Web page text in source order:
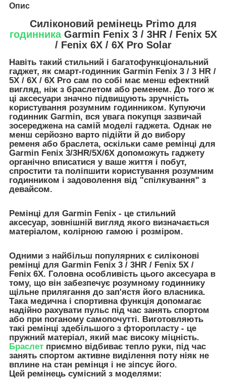
Опис
Силіконовий ремінець Primo для
годинникаGarmin Fenix 3 / 3HR / Fenix 5X
/ Fenix 6X / 6X Pro Solar
Навіть такий стильний і багатофункціональний
гаджет, як смарт-годинник Garmin Fenix 3 / 3 HR /
5X / 6X / 6X Pro сам по собі має менш ефектний
вигляд, ніж з браслетом або ременем. До того ж
ці аксесуари значно підвищують зручність
користування розумним годинником. Купуючи
годинник Garmin, вся увага покупця зазвичай
зосереджена на самій моделі гаджета. Однак не
менш серйозно варто підійти й до вибору
ременя або браслета, оскільки саме ремінці для
Garmin Fenix 3/3HR/5X/6X допоможуть гаджету
органічно вписатися у ваше життя і побут,
спростити та поліпшити користування розумним
годинником і задоволення від "спілкування" з
девайсом.
Ремінці для Garmin Fenix - це стильний
аксесуар, зовнішній вигляд якого визначається
матеріалом, колірною гамою і розміром.
Одними з найбільш популярних є силіконові
ремінці для Garmin Fenix 3 / 3HR / Fenix 5X /
Fenix 6X. Головна особливість цього аксесуара в
тому, що він забезпечує розумному годиннику
щільне прилягання до зап'ястя його власника.
Така медична і спортивна функція допомагає
надійно рахувати пульс під час занять спортом
або при поганому самопочутті. Виготовляють
такі ремінці здебільшого з фторопласту - це
пружний матеріал, який має високу міцність.
Браслет приємно відбиває тепло руки, під час
занять спортом активне виділення поту ніяк не
вплине на стан ремінця і не зіпсує його.
Цей ремінець сумісний з моделями: